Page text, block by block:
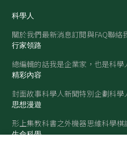
科學人
關於我們最新消息訂閱與FAQ聯絡
行家領路
總編輯的話我是企業家，也是科學
精彩內容
封面故事科學人新聞特別企劃科學
思想漫遊
形上集教科書之外機器思維科學棋
生命科學